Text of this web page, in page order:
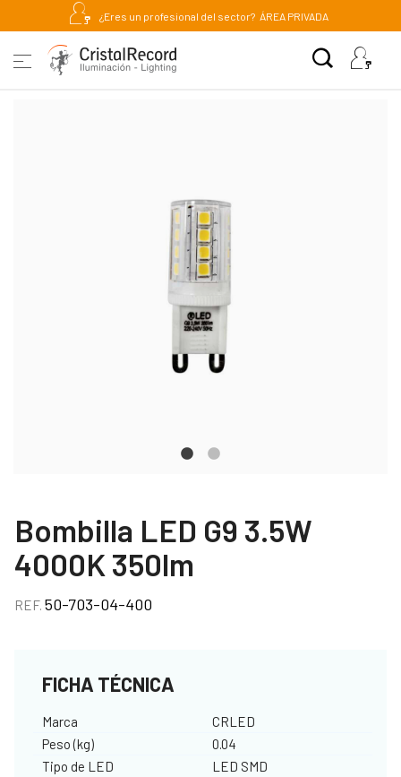
¿Eres un profesional del sector? ÁREA PRIVADA
Bombilla LED G9 3.5W
4000K 350lm
REF. 50-703-04-400
FICHA TÉCNICA
Marca
CRLED
Peso (kg)
0.04
Tipo de LED
LED SMD